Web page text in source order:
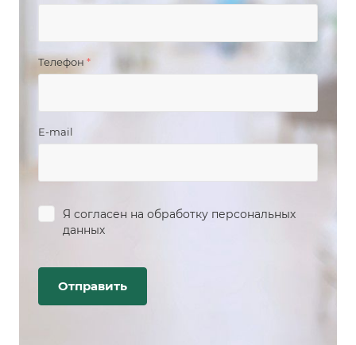
Телефон *
E-mail
Я согласен на обработку персональных
данных